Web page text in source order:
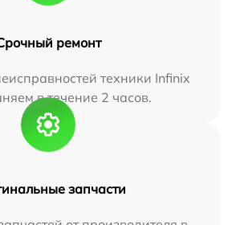
ремонт
техники Infinix
в течение 2 часов.
запчасти